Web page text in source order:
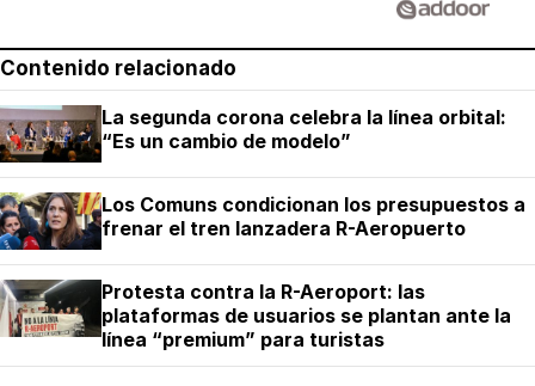
Contenido relacionado
La segunda corona celebra la línea orbital:
“Es un cambio de modelo”
Los Comuns condicionan los presupuestos a
frenar el tren lanzadera R-Aeropuerto
Protesta contra la R-Aeroport: las
plataformas de usuarios se plantan ante la
línea “premium” para turistas